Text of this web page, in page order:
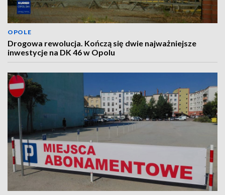
OPOLE
Drogowa rewolucja. Kończą się dwie najważniejsze
inwestycje na DK 46 w Opolu